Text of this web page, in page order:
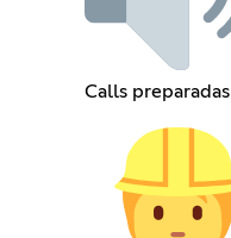
Calls preparadas